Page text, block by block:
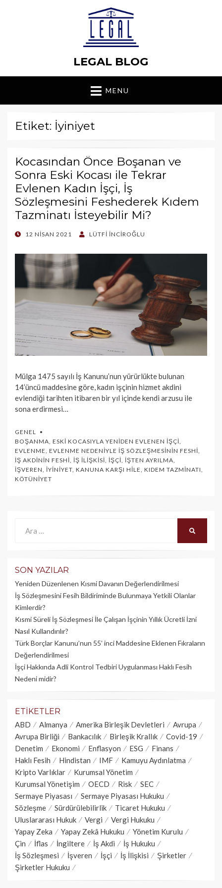
LEGAL BLOG
MENU
Etiket: İyiniyet
Kocasından Önce Boşanan ve
Sonra Eski Kocası ile Tekrar
Evlenen Kadın İşçi, İş
Sözleşmesini Feshederek Kıdem
Tazminatı İsteyebilir Mi?
POSTED12 NISAN 2021 LÜTFI İNCIROĞLU
Mülga 1475 sayılı İş Kanunu’nun yürürlükte bulunan
14’üncü maddesine göre, kadın işçinin hizmet akdini
evlendiği tarihten itibaren bir yıl içinde kendi arzusu ile
sona erdirmesi…
GENEL
BOŞANMA, ESKI KOCASIYLA YENIDEN EVLENEN İŞÇI,
EVLENME, EVLENME NEDENIYLE İŞ SÖZLEŞMESININ FESHI,
İŞ AKDININ FESHI, İŞ İLIŞKISI, İŞÇI, İŞTEN AYRILMA,
İŞVEREN, İYINIYET, KANUNA KARŞI HILE, KIDEM TAZMINATI,
KÖTÜNIYET
SON YAZILAR
Yeniden Düzenlenen Kısmi Davanın Değerlendirilmesi
İş Sözleşmesini Fesih Bildiriminde Bulunmaya Yetkili Olanlar
Kimlerdir?
Kısmi Süreli İş Sözleşmesi İle Çalışan İşçinin Yıllık Üc­retli İzni
Nasıl Kullandırılır?
Türk Borçlar Kanunu’nun 55’ inci Maddesine Eklenen Fıkraların
Değerlendirilmesi
İşçi Hakkında Adli Kontrol Tedbiri Uygulanması Haklı Fesih
Nedeni midir?
ETIKETLER
ABD Almanya Amerika Birleşik Devletleri
Avrupa
Avrupa Birliği
Bankacılık Birleşik Krallık
Covid-19
Denetim
Ekonomi Enflasyon ESG
Finans
Haklı Fesih
Hindistan IMF
Kamuyu Aydınlatma
Kripto Varlıklar
Kurumsal Yönetim
Kurumsal Yönetişim
OECD Risk
SEC
Sermaye Piyasası
Sermaye Piyasası Hukuku
Sözleşme
Sürdürülebilirlik
Ticaret Hukuku
Uluslararası Hukuk
Vergi
Vergi Hukuku
Yapay Zeka
Yapay Zekâ Hukuku
Yönetim Kurulu
Çin
İflas İngiltere İş Akdi
İş Hukuku
İş Sözleşmesi
İşveren İşçi İş İlişkisi
Şirketler
Şirketler Hukuku